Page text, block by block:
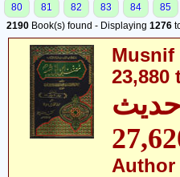
80
81 82 83 84 85
2190 Book(s) found - Displaying 1276
Musnif
23,880
Author